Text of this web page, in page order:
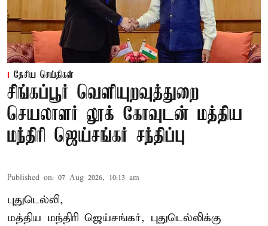
தேசிய செய்திகள்
சிங்கப்பூர் வெளியுறவுத்துறை
செயலாளர் லூக் கோவுடன் மத்திய
மந்திரி ஜெய்சங்கர் சந்திப்பு
Published on: 07 Aug 2026, 10:13 am
புதுடெல்லி,
மத்திய மந்திரி ஜெய்சங்கர், புதுடெல்லிக்கு